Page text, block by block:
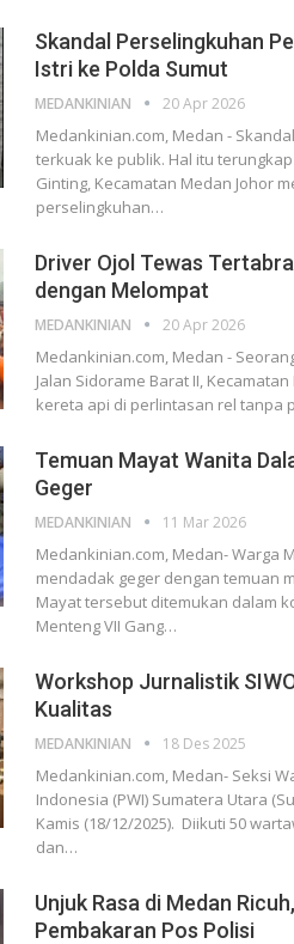
Skandal Perselingkuhan
Istri ke Polda Sumut
MEDANKINIAN 20 Apr 2026
Medankinian.com, Medan -
terkuak ke publik. Hal itu terungkap
Ginting, Kecamatan Medan Johor
perselingkuhan…
Driver Ojol Tewas
dengan Melompat
MEDANKINIAN 20 Apr 2026
Medankinian.com, Medan -
Jalan Sidorame Barat II,
kereta api di perlintasan rel tanpa
Temuan Mayat Wanita
Geger
MEDANKINIAN 11 Mar 2026
Medankinian.com, Medan- Warga
mendadak geger dengan temuan
Mayat tersebut ditemukan dalam
Menteng VII Gang…
Workshop Jurnalistik
Kualitas
MEDANKINIAN 18 Des 2025
Medankinian.com, Medan- Seksi
Indonesia (PWI) Sumatera Utara
Kamis (18/12/2025). Diikuti 50
dan…
Unjuk Rasa di Medan
Pembakaran Pos Polisi